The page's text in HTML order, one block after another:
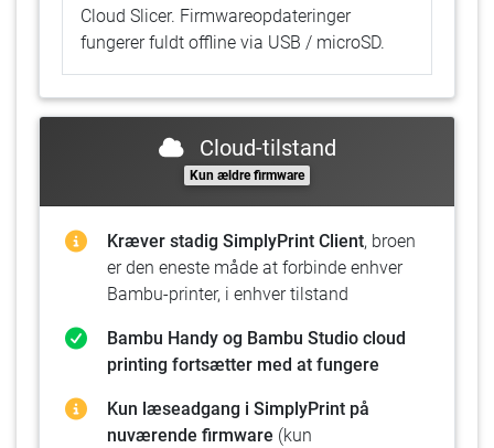
Cloud Slicer. Firmwareopdateringer
fungerer fuldt offline via USB / microSD.
Cloud-tilstand
Kun ældre firmware
Kræver stadig SimplyPrint Client, broen
er den eneste måde at forbinde enhver
Bambu-printer, i enhver tilstand
Bambu Handy og Bambu Studio cloud
printing fortsætter med at fungere
Kun læseadgang i SimplyPrint på
nuværende firmware (kun